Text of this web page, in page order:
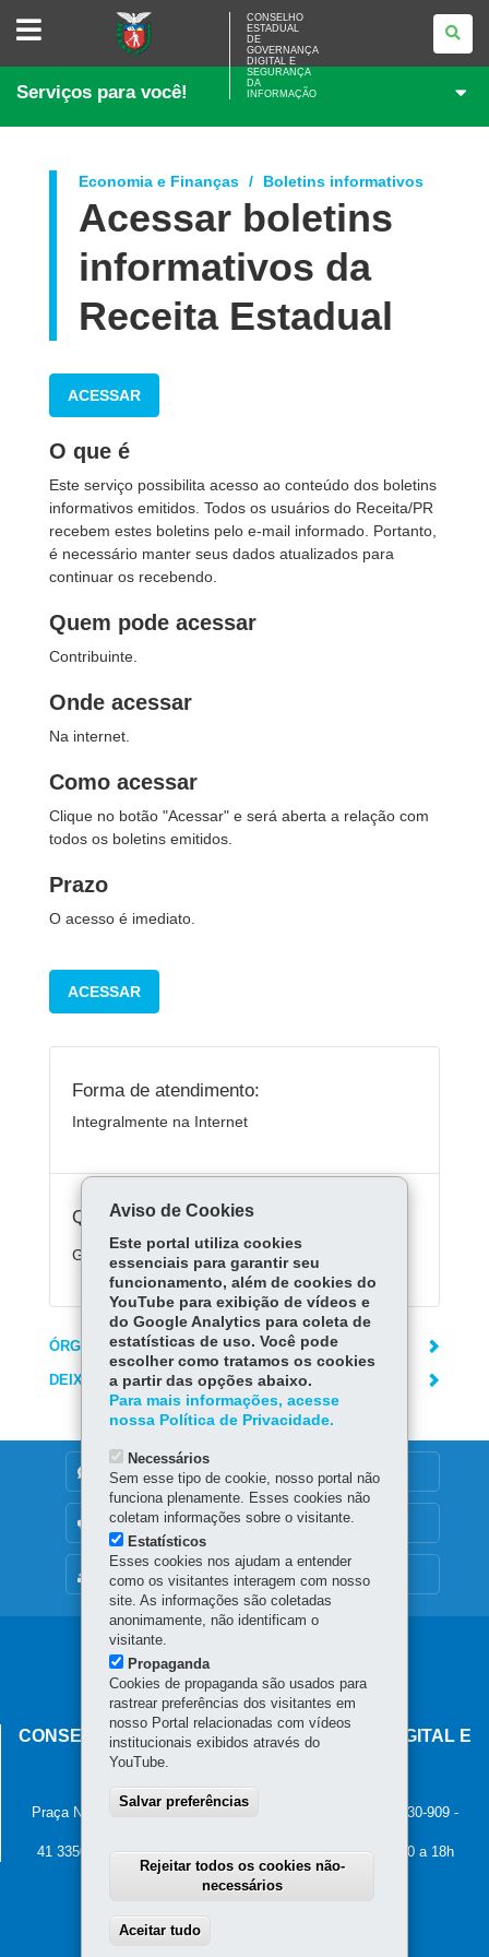
CONSELHO
ESTADUAL
GOVERNANÇA
E
DA
CONSELHO
ESTADUAL
DE
GOVERNANÇA
DIGITAL E
SEGURANÇA
DA
INFORMAÇÃO
Serviços para você!
Economia e Finanças Boletins informativos
Acessar boletins
informativos da
Receita Estadual
ACESSAR
O que é
Este serviço possibilita acesso ao conteúdo dos boletins
informativos emitidos. Todos os usuários do Receita/PR
recebem estes boletins pelo e-mail informado. Portanto,
é necessário manter seus dados atualizados para
continuar os recebendo.
Quem pode acessar
Contribuinte.
Onde acessar
Na internet.
Como acessar
Clique no botão "Acessar" e será aberta a relação com
todos os boletins emitidos.
Prazo
O acesso é imediato.
ACESSAR
Forma de atendimento:
Integralmente na Internet
Quanto custa:
Gratuito.
ÓRGÃO RESPONSÁVEL
DEIXE SUA OPINIÃO
MAPA DO SITE
DENUNCIE CORRUPÇÃO
OUVIDORIA
Navegação
principal
CONSELHO ESTADUAL DE GOVERNANÇA DIGITAL E
SEGURANÇA DA INFORMAÇÃO
Palácio Iguaçu
Praça Nossa Senhora de Salette, s/n - Centro Cívico
80.530-909 -
41 3350-2400 - Horário de atendimento: 8h30 a 12h e 13h30 a 18h
Aviso de Cookies
Este portal utiliza cookies
essenciais para garantir seu
funcionamento, além de cookies do
YouTube para exibição de vídeos e
do Google Analytics para coleta de
estatísticas de uso. Você pode
escolher como tratamos os cookies
a partir das opções abaixo.
Para mais informações, acesse
nossa Política de Privacidade.
Necessários
Sem esse tipo de cookie, nosso portal não
funciona plenamente. Esses cookies não
coletam informações sobre o visitante.
Estatísticos
Esses cookies nos ajudam a entender
como os visitantes interagem com nosso
site. As informações são coletadas
anonimamente, não identificam o
visitante.
Propaganda
Cookies de propaganda são usados para
rastrear preferências dos visitantes em
nosso Portal relacionadas com vídeos
institucionais exibidos através do
YouTube.
Salvar preferências
Rejeitar todos os cookies não-
necessários
Aceitar tudo